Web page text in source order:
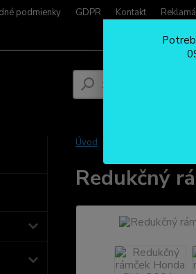
podmienky GDPR Kontakt
Úvod
Redukčný